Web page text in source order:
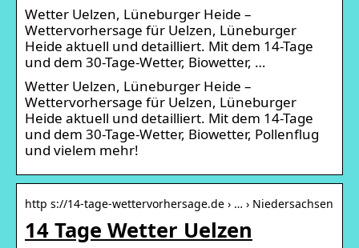
Wetter Uelzen, Lüneburger Heide –
Wettervorhersage für Uelzen, Lüneburger
Heide aktuell und detailliert. Mit dem 14-Tage
und dem 30-Tage-Wetter, Biowetter, …
Wetter Uelzen, Lüneburger Heide –
Wettervorhersage für Uelzen, Lüneburger
Heide aktuell und detailliert. Mit dem 14-Tage
und dem 30-Tage-Wetter, Biowetter, Pollenflug
und vielem mehr!
http s://14-tage-wettervorhersage.de › … › Niedersachsen
14 Tage Wetter Uelzen